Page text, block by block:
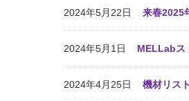
2024年5月22日 来春2025
2024年5月1日 MELLabス
2024年4月25日 機材リス